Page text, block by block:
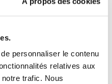
personnaliser le contenu
relatives aux
trafic. Nous
PRICE
vos courses sur